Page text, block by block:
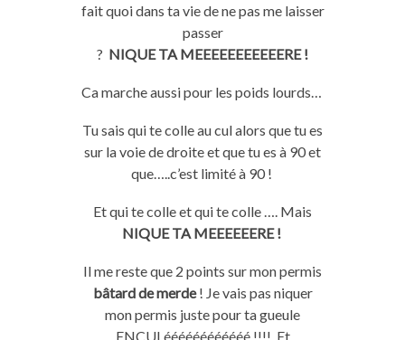
fait quoi dans ta vie de ne pas me laisser
passer
? NIQUETA MEEEEEEEEEEERE!
Ca marche aussi pour les poids lourds…
Tusais quitecolleauculalors quetues
sur la voie de droite etquetues à 90 et
que…..c’est limité à 90 !
Etquitecolleetquitecolle …. Mais
NIQUE TA MEEEEEERE!
Il me reste que 2 points sur mon permis
bâtard demerde! Je vais pas niquer
mon permis juste pour ta gueule
ENCULéééééééééééé !!!! Et